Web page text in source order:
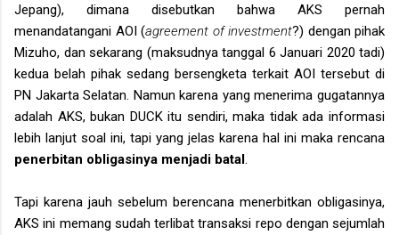
Jepang), dimana disebutkan bahwa AKS pernah
menandatangani AOI (agreement of investment?) dengan pihak
Mizuho, dan sekarang (maksudnya tanggal 6 Januari 2020 tadi)
kedua belah pihak sedang bersengketa terkait AOI tersebut di
PN Jakarta Selatan. Namun karena yang menerima gugatannya
adalah AKS, bukan DUCK itu sendiri, maka tidak ada informasi
lebih lanjut soal ini, tapi yang jelas karena hal ini maka rencana
penerbitan obligasinya menjadi batal
Tapi karena jauh sebelum berencana menerbitkan obligasinya,
AKS ini memang sudah terlibat transaksi repo dengan sejumlah